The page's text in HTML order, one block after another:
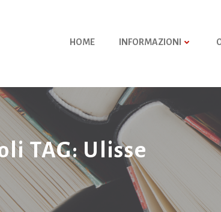
HOME INFORMAZIONI
TAG: Ulisse